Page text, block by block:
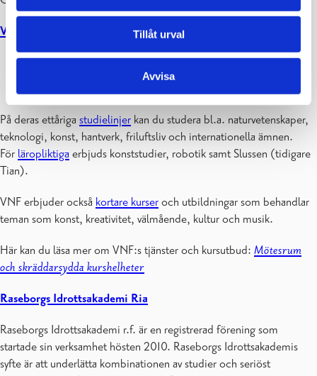
Tillåt urval
Avvisa
Västra Nylands folkhögskola
Vid VNF kan du förbereda dig för framtida studier,
uppfylla en dröm eller pröva på något nytt!
På deras ettåriga studielinjer kan du studera bl.a. naturvetenskaper,
teknologi, konst, hantverk, friluftsliv och internationella ämnen.
För läropliktiga erbjuds konststudier, robotik samt Slussen (tidigare
Tian).
VNF erbjuder också kortare kurser och utbildningar som behandlar
teman som konst, kreativitet, välmående, kultur och musik.
Här kan du läsa mer om VNF:s tjänster och kursutbud: Mötesrum
och skräddarsydda kurshelheter
Raseborgs Idrottsakademi Ria
Raseborgs Idrottsakademi r.f. är en registrerad förening som
startade sin verksamhet hösten 2010. Raseborgs Idrottsakademis
syfte är att underlätta kombinationen av studier och seriöst